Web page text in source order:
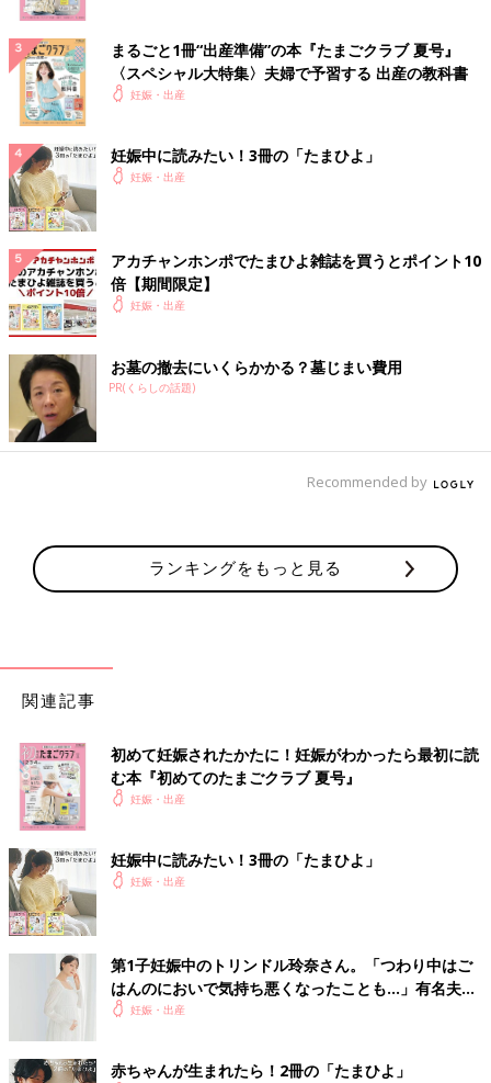
まるごと1冊“出産準備”の本『たまごクラブ 夏号』
〈スペシャル大特集〉夫婦で予習する 出産の教科書
妊娠・出産
妊娠中に読みたい！3冊の「たまひよ」
妊娠・出産
アカチャンホンポでたまひよ雑誌を買うとポイント10
倍【期間限定】
妊娠・出産
お墓の撤去にいくらかかる？墓じまい費用
PR(くらしの話題)
Recommended by
ランキングをもっと見る
関連記事
初めて妊娠されたかたに！妊娠がわかったら最初に読
む本『初めてのたまごクラブ 夏号』
妊娠・出産
妊娠中に読みたい！3冊の「たまひよ」
妊娠・出産
第1子妊娠中のトリンドル玲奈さん。「つわり中はご
はんのにおいで気持ち悪くなったことも…」有名夫婦
のYouTubeから学んだ夫がつわり中にしたことと
妊娠・出産
赤ちゃんが生まれたら！2冊の「たまひよ」